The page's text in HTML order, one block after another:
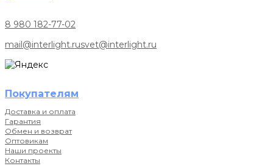
8 980 182-77-02
mail@interlight.rusvet@interlight.ru
Покупателям
Доставка и оплата
Гарантия
Обмен и возврат
Оптовикам
Наши проекты
Контакты